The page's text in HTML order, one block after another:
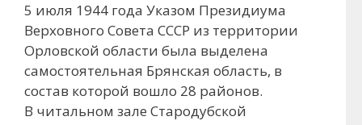
5 июля 1944 года Указом Президиума
Верховного Совета СССР из территории
Орловской области была выделена
самостоятельная Брянская область, в
состав которой вошло 28 районов.
В читальном зале Стародубской